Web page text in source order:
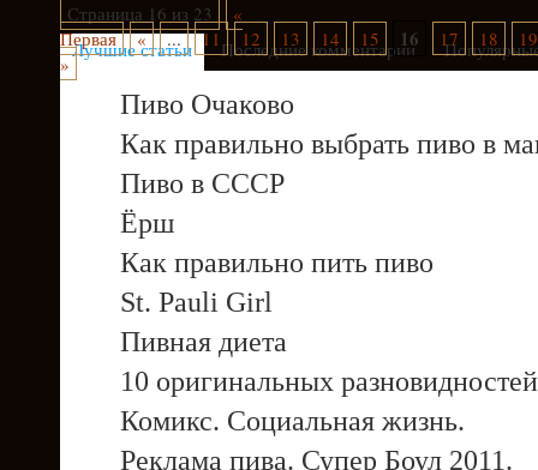
Страница 16 из 23
«
Первая
« ... 11 12 13 14 15 16 17 18
19
»
Лучшие статьи Последние комментарии
Пиво Очаково
Как правильно выбрать пиво в
Пиво в СССР
Ёрш
Как правильно пить пиво
St. Pauli Girl
Пивная диета
10 оригинальных
Комикс. Социальная жизнь.
Реклама пива. Супер Боул 2011.